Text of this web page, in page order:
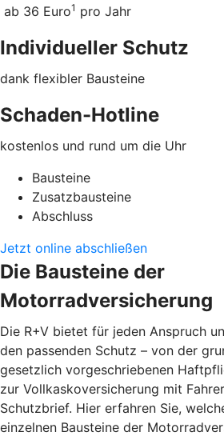
ab 36 Euro1 pro Jahr
Individueller Schutz
dank flexibler Bausteine
Schaden-Hotline
kostenlos und rund um die Uhr
Bausteine
Zusatzbausteine
Abschluss
Jetzt online abschließen
Die Bausteine der
Motorradversicherung
Die R+V bietet für jeden Anspruch
den passenden Schutz – von der
gesetzlich vorgeschriebenen
zur Vollkaskoversicherung mit
Schutzbrief. Hier erfahren Sie,
einzelnen Bausteine der